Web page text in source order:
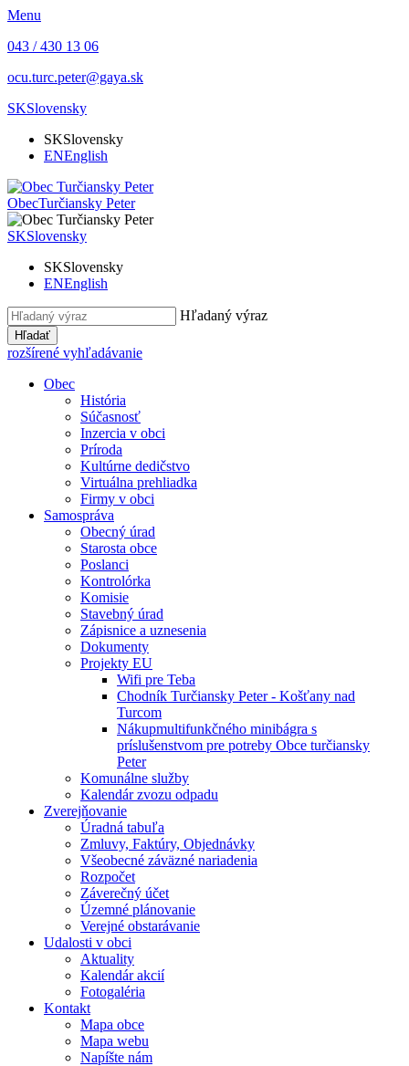
Menu
043 / 430 13 06
ocu.turc.peter@gaya.sk
SKSlovensky
SKSlovensky
ENEnglish
ObecTurčiansky Peter
SKSlovensky
SKSlovensky
ENEnglish
Hľadaný výraz
Hľadať
rozšírené vyhľadávanie
Obec
História
Súčasnosť
Inzercia v obci
Príroda
Kultúrne dedičstvo
Virtuálna prehliadka
Firmy v obci
Samospráva
Obecný úrad
Starosta obce
Poslanci
Kontrolórka
Komisie
Stavebný úrad
Zápisnice a uznesenia
Dokumenty
Projekty EU
Wifi pre Teba
Chodník Turčiansky Peter - Košťany nad
Turcom
Nákupmultifunkčného minibágra s
príslušenstvom pre potreby Obce turčiansky
Peter
Komunálne služby
Kalendár zvozu odpadu
Zverejňovanie
Úradná tabuľa
Zmluvy, Faktúry, Objednávky
Všeobecné záväzné nariadenia
Rozpočet
Záverečný účet
Územné plánovanie
Verejné obstarávanie
Udalosti v obci
Aktuality
Kalendár akcií
Fotogaléria
Kontakt
Mapa obce
Mapa webu
Napíšte nám